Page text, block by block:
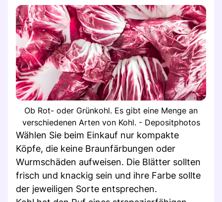
Ob Rot- oder Grünkohl. Es gibt eine Menge an
verschiedenen Arten von Kohl. - Depositphotos
Wählen Sie beim Einkauf nur kompakte
Köpfe, die keine Braunfärbungen oder
Wurmschäden aufweisen. Die Blätter sollten
frisch und knackig sein und ihre Farbe sollte
der jeweiligen Sorte entsprechen.